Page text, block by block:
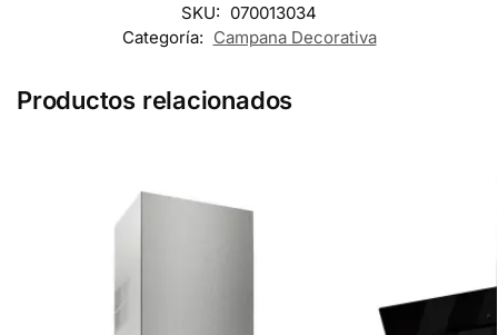
SKU: 070013034
Categoría: Campana Decorativa
Productos relacionados